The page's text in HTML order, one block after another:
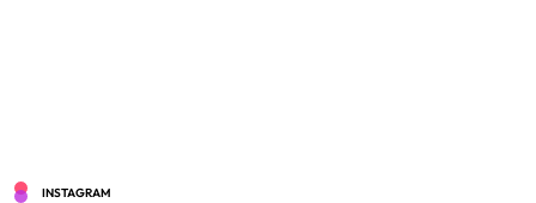
INSTAGRAM